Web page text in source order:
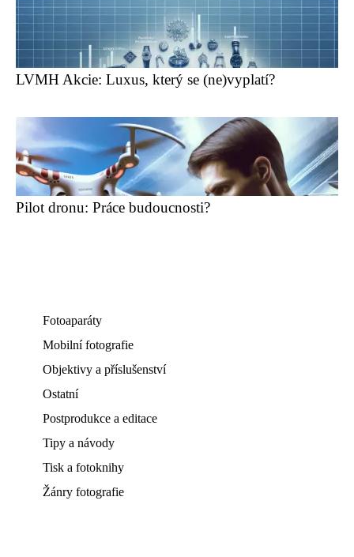
LVMH Akcie: Luxus, který se (ne)vyplatí?
Pilot dronu: Práce budoucnosti?
Fotoaparáty
Mobilní fotografie
Objektivy a příslušenství
Ostatní
Postprodukce a editace
Tipy a návody
Tisk a fotoknihy
Žánry fotografie